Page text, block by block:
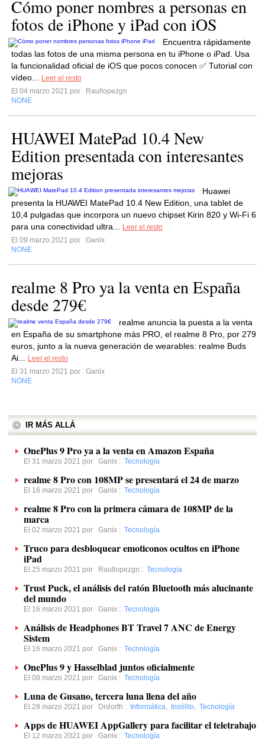
Cómo poner nombres a personas en
fotos de iPhone y iPad con iOS
Encuentra rápidamente
todas las fotos de una misma persona en tu iPhone o iPad. Usa
la funcionalidad oficial de iOS que pocos conocen ✅ Tutorial con
vídeo...
Leer el resto
El 04 marzo 2021 por
Raullopezgn
NONE
HUAWEI MatePad 10.4 New
Edition presentada con interesantes
mejoras
Huawei
presenta la HUAWEI MatePad 10.4 New Edition, una tablet de
10,4 pulgadas que incorpora un nuevo chipset Kirin 820 y Wi-Fi 6
para una conectividad ultra...
Leer el resto
El 09 marzo 2021 por
Ganix
NONE
realme 8 Pro ya la venta en España
desde 279€
realme anuncia la puesta a la venta
en España de su smartphone más PRO, el realme 8 Pro, por 279
euros, junto a la nueva generación de wearables: realme Buds
Ai...
Leer el resto
El 31 marzo 2021 por
Ganix
NONE
IR MÁS ALLÁ
OnePlus 9 Pro ya a la venta en Amazon España
El 31 marzo 2021 por Ganix : Tecnología
realme 8 Pro con 108MP se presentará el 24 de marzo
El 16 marzo 2021 por Ganix : Tecnología
realme 8 Pro con la primera cámara de 108MP de la
marca
El 02 marzo 2021 por Ganix : Tecnología
Truco para desbloquear emoticonos ocultos en iPhone
iPad
El 25 marzo 2021 por Raullopezgn : Tecnología
Trust Puck, el análisis del ratón Bluetooth más alucinante
del mundo
El 16 marzo 2021 por Ganix : Tecnología
Análisis de Headphones BT Travel 7 ANC de Energy
Sistem
El 16 marzo 2021 por Ganix : Tecnología
OnePlus 9 y Hasselblad juntos oficialmente
El 08 marzo 2021 por Ganix : Tecnología
Luna de Gusano, tercera luna llena del año
El 28 marzo 2021 por Dislorth : Informática, Insólito, Tecnología
Apps de HUAWEI AppGallery para facilitar el teletrabajo
El 12 marzo 2021 por Ganix : Tecnología